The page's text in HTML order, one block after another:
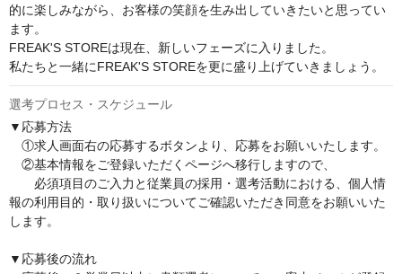
的に楽しみながら、お客様の笑顔を生み出していきたいと思ってい
ます。
FREAK'S STOREは現在、新しいフェーズに入りました。
私たちと一緒にFREAK'S STOREを更に盛り上げていきましょう。
選考プロセス・スケジュール
▼応募方法
①求人画面右の応募するボタンより、応募をお願いいたします。
②基本情報をご登録いただくページへ移行しますので、
必須項目のご入力と従業員の採用・選考活動における、個人情
報の利用目的・取り扱いについてご確認いただき同意をお願いいた
します。
▼応募後の流れ